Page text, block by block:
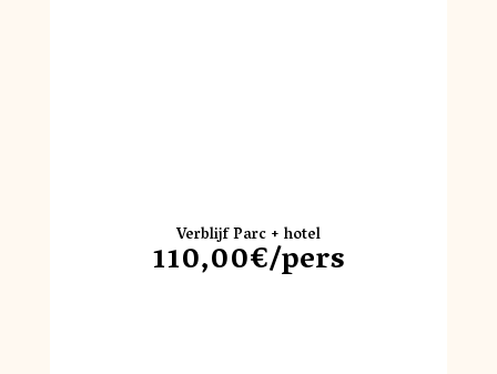
Verblijf Parc + hotel
110,00€/pers